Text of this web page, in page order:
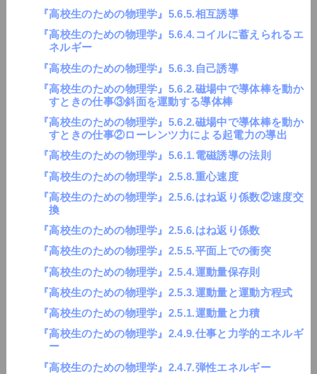
『高校生のための物理学』5.6.5.相互誘導
『高校生のための物理学』5.6.4.コイルに蓄えられるエ
ネルギー
『高校生のための物理学』5.6.3.自己誘導
『高校生のための物理学』5.6.2.磁場中で導体棒を動か
すときの仕事③斜面を運動する導体棒
『高校生のための物理学』5.6.2.磁場中で導体棒を動か
すときの仕事②ローレンツ力による起電力の導出
『高校生のための物理学』5.6.1.電磁誘導の法則
『高校生のための物理学』2.5.8.重心速度
『高校生のための物理学』2.5.6.はね返り係数②速度交
換
『高校生のための物理学』2.5.6.はね返り係数
『高校生のための物理学』2.5.5.平面上での衝突
『高校生のための物理学』2.5.4.運動量保存則
『高校生のための物理学』2.5.3.運動量と運動方程式
『高校生のための物理学』2.5.1.運動量と力積
『高校生のための物理学』2.4.9.仕事と力学的エネルギ
ー
『高校生のための物理学』2.4.7.弾性エネルギー